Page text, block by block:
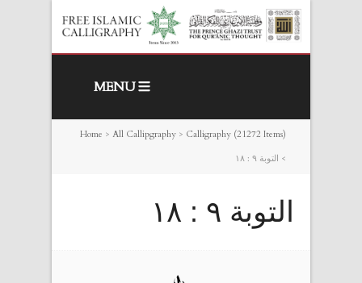
MENU
Home > All Callipgraphy > Calligraphy (21272 Items)
> التوبة ٩ : ١٨
التوبة ٩ : ١٨